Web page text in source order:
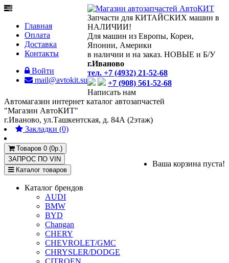
Главная
Оплата
Доставка
Контакты
Войти
mail@avtokit.su
Запчасти для КИТАЙСКИХ машин в
НАЛИЧИИ!
Для машин из Европы, Кореи,
Японии, Америки
в наличии и на заказ. НОВЫЕ и Б/У
г.Иваново
тел. +7 (4932) 21-52-68
+7 (908) 561-52-68
Написать нам
Автомагазин интернет каталог автозапчастей
"Магазин АвтоКИТ"
г.Иваново, ул.Ташкентская, д. 84А (2этаж)
Закладки (0)
Товаров 0 (0р.)
Ваша корзина пуста!
ЗАПРОС ПО VIN
Каталог товаров
Каталог брендов
AUDI
BMW
BYD
Changan
CHERY
CHEVROLET/GMC
CHRYSLER/DODGE
CITROEN